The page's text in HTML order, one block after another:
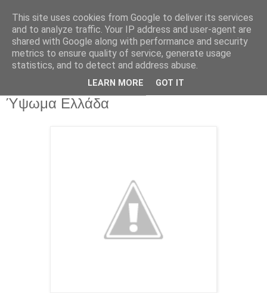
Ύψωμα Ελλάδα
This site uses cookies from Google to deliver its services
and to analyze traffic. Your IP address and user-agent are
shared with Google along with performance and security
metrics to ensure quality of service, generate usage
statistics, and to detect and address abuse.
LEARN MORE GOT IT